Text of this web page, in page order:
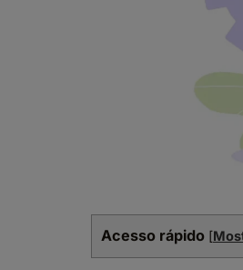
Acesso rápido [